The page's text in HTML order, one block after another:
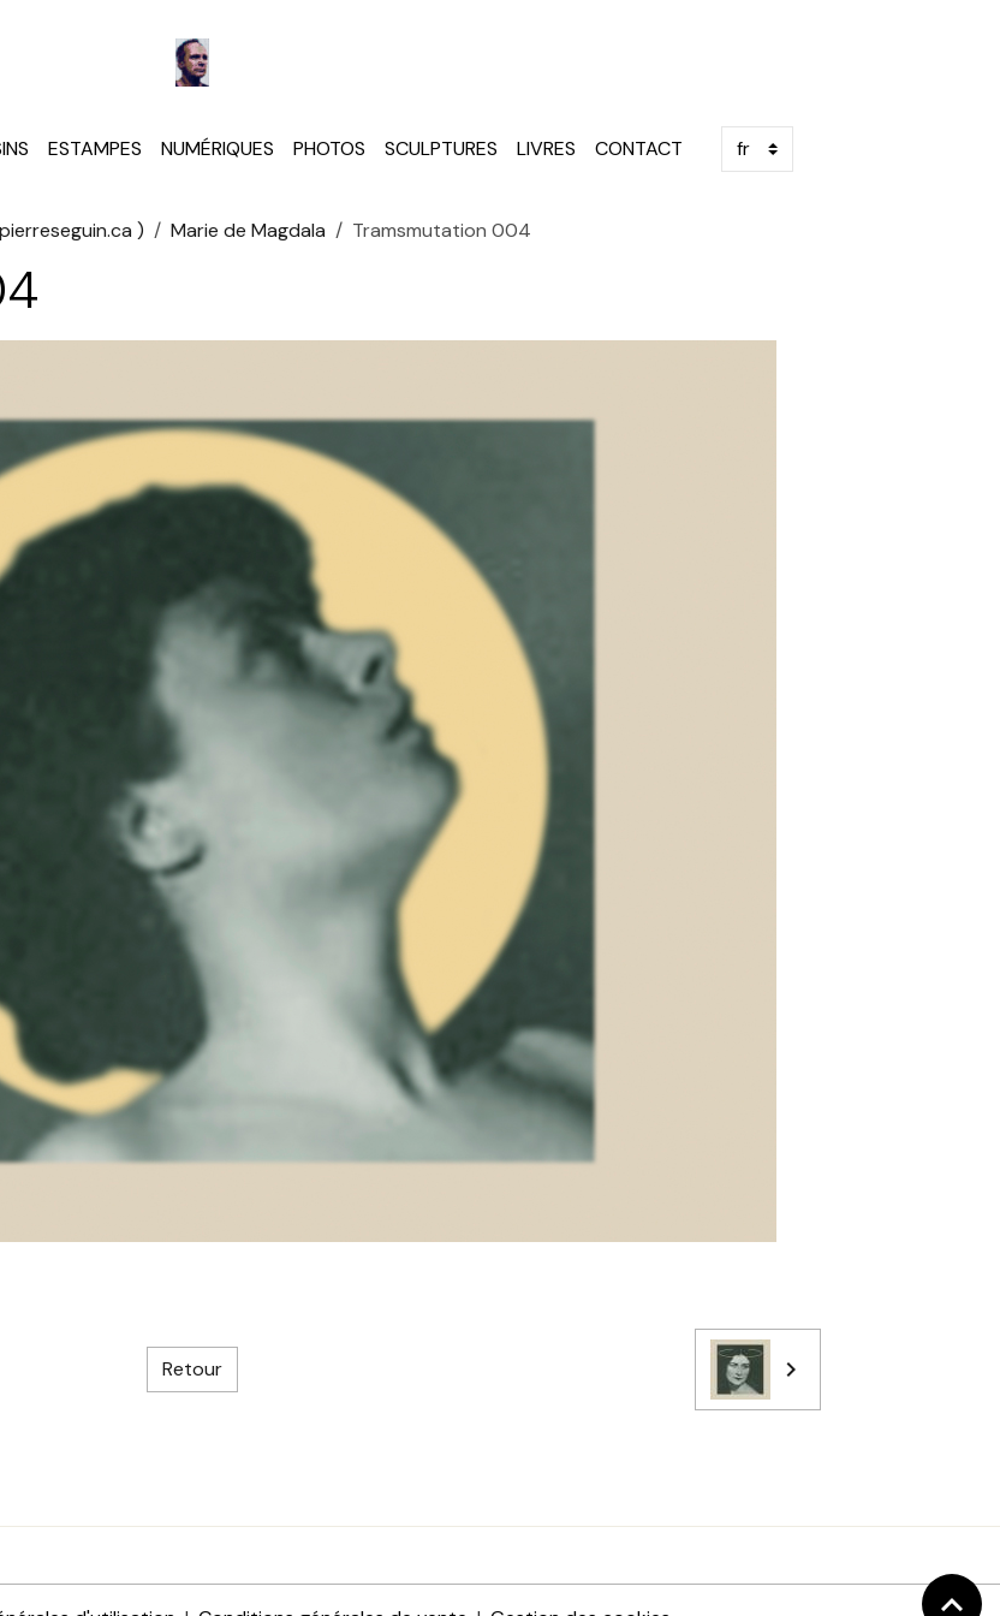
ESTAMPES NUMÉRIQUES PHOTOS SCULPTURES LIVRES CONTACT
) Marie de Magdala Tramsmutation 004
Retour